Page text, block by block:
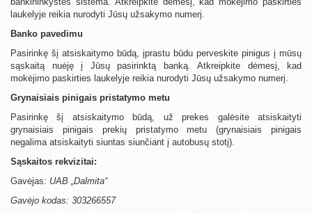
laukelyje reikia nurodyti Jūsų užsakymo numerį.
Banko pavedimu
Pasirinkę šį atsiskaitymo būdą, įprastu būdu perveskite pinigus į mūsų
sąskaitą nuėję į Jūsų pasirinktą banką. Atkreipkite dėmesį, kad
mokėjimo paskirties laukelyje reikia nurodyti Jūsų užsakymo numerį.
Grynaisiais pinigais pristatymo metu
Pasirinkę šį atsiskaitymo būdą, už prekes galėsite atsiskaityti
grynaisiais pinigais prekių pristatymo metu (grynaisiais pinigais
negalima atsiskaityti siuntas siunčiant į autobusų stotį).
Sąskaitos rekvizitai:
Gavėjas: UAB „Dalmita“
Gavėjo kodas: 303266557